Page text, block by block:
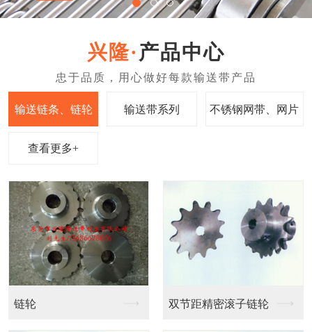
产品中心
输送链条、链轮 输送带系列 不锈钢网带、网片
查看更多+
链条输送带 链条输送带